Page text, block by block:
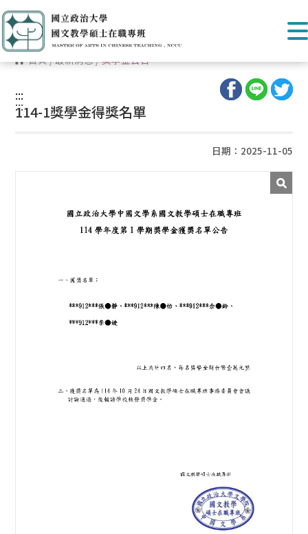
首頁/最新消息/獎學金公告
:::
:::
114-1獎學金得獎名單
日期：2025-11-05